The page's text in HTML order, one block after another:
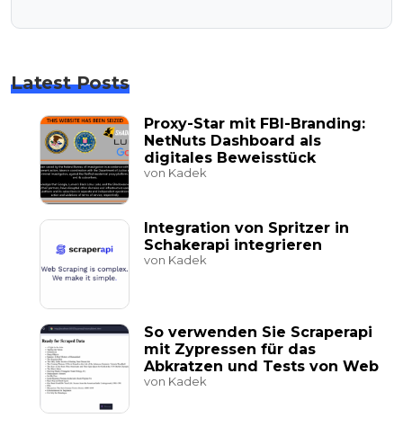
Latest Posts
Proxy-Star mit FBI-Branding:
NetNuts Dashboard als
digitales Beweisstück
von Kadek
Integration von Spritzer in
Schakerapi integrieren
von Kadek
So verwenden Sie Scraperapi
mit Zypressen für das
Abkratzen und Tests von Web
von Kadek